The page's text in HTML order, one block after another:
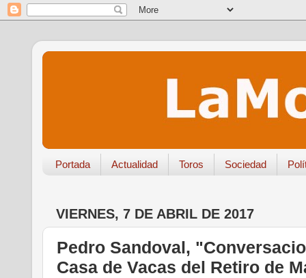
Portada Actualidad Toros Sociedad
VIERNES, 7 DE ABRIL DE 2017
Pedro Sandoval,
Casa de Vacas del Retiro de